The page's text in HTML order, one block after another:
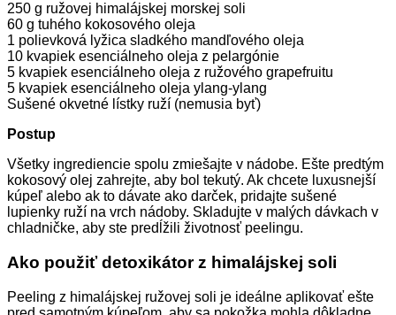
250 g ružovej himalájskej morskej soli
60 g tuhého kokosového oleja
1 polievková lyžica sladkého mandľového oleja
10 kvapiek esenciálneho oleja z pelargónie
5 kvapiek esenciálneho oleja z ružového grapefruitu
5 kvapiek esenciálneho oleja ylang-ylang
Sušené okvetné lístky ruží (nemusia byť)
Postup
Všetky ingrediencie spolu zmiešajte v nádobe. Ešte predtým
kokosový olej zahrejte, aby bol tekutý. Ak chcete luxusnejší
kúpeľ alebo ak to dávate ako darček, pridajte sušené
lupienky ruží na vrch nádoby. Skladujte v malých dávkach v
chladničke, aby ste predĺžili životnosť peelingu.
Ako použiť detoxikátor z himalájskej soli
Peeling z himalájskej ružovej soli je ideálne aplikovať ešte